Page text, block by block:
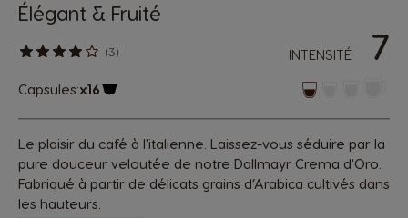
Élégant & Fruité
INTENSITÉ 7
(3)
Capsules:x16
Le plaisir du café à l'italienne. Laissez-vous séduire par la
pure douceur veloutée de notre Dallmayr Crema d'Oro.
Fabriqué à partir de délicats grains d’Arabica cultivés dans
les hauteurs.